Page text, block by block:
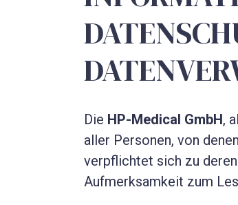
Die HP-Medical GmbH,
aller Personen, von
verpflichtet sich zu
Aufmerksamkeit zum